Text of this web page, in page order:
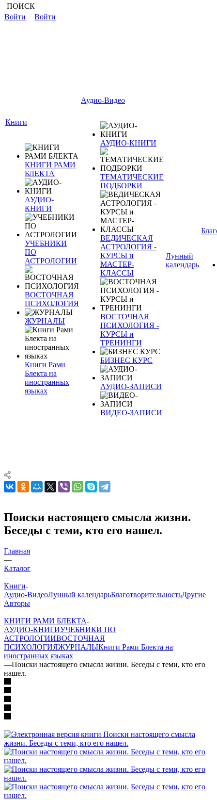
ПОИСК
Войти
Войти
Книги
КНИГИ РАМИ
БЛЕКТА
АУДИО-
КНИГИ
УЧЕБНИКИ
ПО
АСТРОЛОГИИ
ВОСТОЧНАЯ
ПСИХОЛОГИЯ
ЖУРНАЛЫ
Книги Рами
Блекта на
иностранных
языках
Аудио-Видео
АУДИО-КНИГИ
ТЕМАТИЧЕСКИЕ
ПОДБОРКИ
ВЕДИЧЕСКАЯ
АСТРОЛОГИЯ -
КУРСЫ и
МАСТЕР-
КЛАССЫ
ВОСТОЧНАЯ
ПСИХОЛОГИЯ -
КУРСЫ и
ТРЕНИНГИ
БИЗНЕС КУРС
АУДИО-ЗАПИСИ
ВИДЕО-ЗАПИСИ
Лунный
календарь
Поиски настоящего смысла жизни.
Беседы с теми, кто его нашел.
Главная
—
Каталог
—
Книги
Аудио-ВидеоЛунный календарьБлаготворительностьДругие
Aвторы
—
КНИГИ РАМИ БЛЕКТА
АУДИО-КНИГИУЧЕБНИКИ ПО
АСТРОЛОГИИВОСТОЧНАЯ
ПСИХОЛОГИЯЖУРНАЛЫКниги Рами Блекта на
иностранных языках
—Поиски настоящего смысла жизни. Беседы с теми, кто его
нашел.